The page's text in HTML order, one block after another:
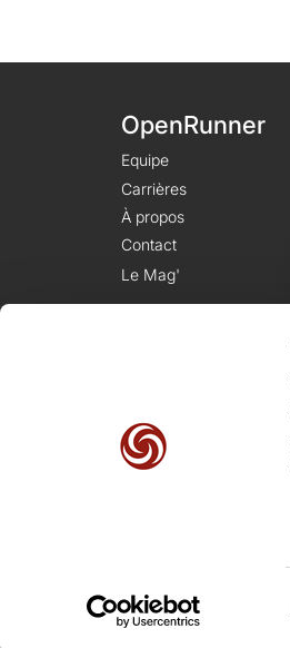
OpenRunner
Equipe
Carrières
À propos
Contact
Le Mag'